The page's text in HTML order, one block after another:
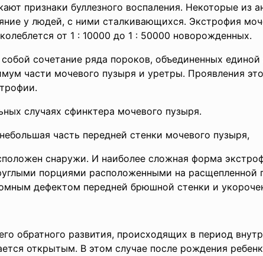
признаки буллезного воспаления. Некоторые из
у людей, с ними стал­кивающихся. Экстрофия
от 1 : 10000 до 1 : 50000 новорожден­ных.
сочетание ряда пороков, объединенных единой
части мочевого пузыря и уретры. Проявления
случаях сфинктера мочевого пузыря.
часть передней стенки мочевого пузыря,
снаружи. И наиболее сложная форма
порциями расположенными на расщепленной
дефектом передней брюшной стенки и
обратного развития, происходящих в период
открытым. В этом случае после рождения